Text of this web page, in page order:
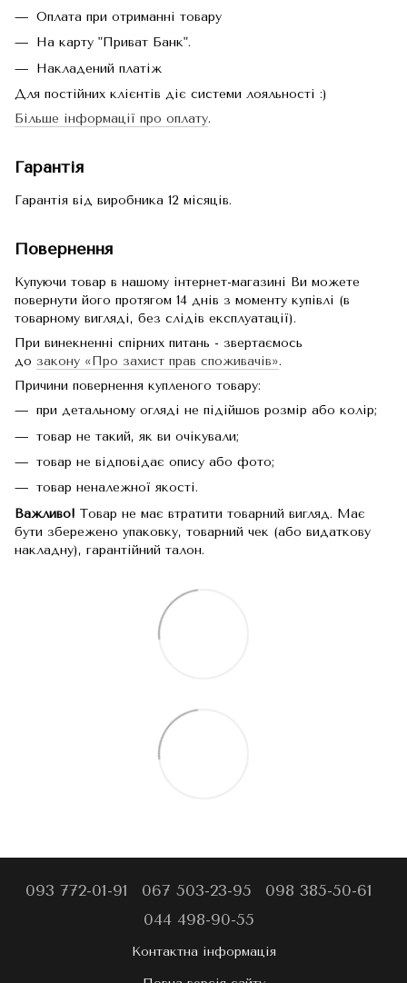
Оплата при отриманні товару
На карту "Приват Банк".
Накладений платіж
Для постійних клієнтів діє системи лояльності :)
Більше інформації про оплату.
Гарантія
Гарантія від виробника 12 місяців.
Повернення
Купуючи товар в нашому інтернет-магазині Ви можете
повернути його протягом 14 днів з моменту купівлі (в
товарному вигляді, без слідів експлуатації).
При винекненні спірних питань - звертаємось
до закону «Про захист прав споживачів».
Причини повернення купленого товару:
при детальному огляді не підійшов розмір або колір;
товар не такий, як ви очікували;
товар не відповідає опису або фото;
товар неналежної якості.
Важливо! Товар не має втратити товарний вигляд. Має
бути збережено упаковку, товарний чек (або видаткову
накладну), гарантійний талон.
093 772-01-91 067 503-23-95
098 385-50-61
044 498-90-55
Контактна інформація